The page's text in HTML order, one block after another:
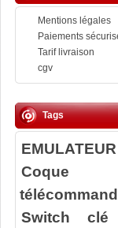
Mentions légales
Paiements
Tarif livraison
cgv
Tags
EMULATEUR
Coque
Switch clé